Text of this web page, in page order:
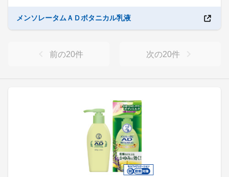
メンソレータムＡＤボタニカル乳液
前の20件 次の20件